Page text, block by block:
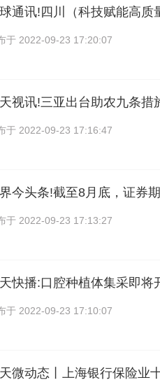
通讯!四川（科技赋能高质
于 2022-09-23 17:20:07
视讯!三亚出台助农九条措
于 2022-09-23 17:16:47
今头条!截至8月底，证券
于 2022-09-23 17:13:27
快播:口腔种植体集采即将
于 2022-09-23 17:10:07
微动态丨上海银行保险业